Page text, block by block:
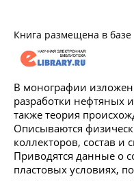
Книга размещена в базе
В монографии
разработки нефтяных
также теория
Описываются
коллекторов, состав и
Приводятся данные о
пластовых условиях,